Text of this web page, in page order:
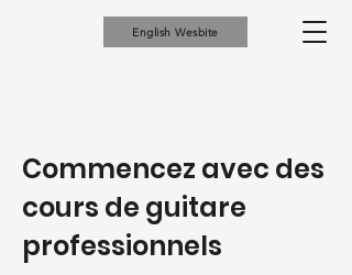
English Wesbite
Commencez avec des
cours de guitare
professionnels